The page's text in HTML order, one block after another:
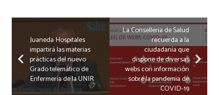
Juaneda Hospitales
impartirá las materias
prácticas del nuevo
Grado telemático de
Enfermería de la UNIR
La Conselleria de Salud
recuerda a la
ciudadanía que
dispone de diversas
webs con información
sobre la pandemia de
COVID-19